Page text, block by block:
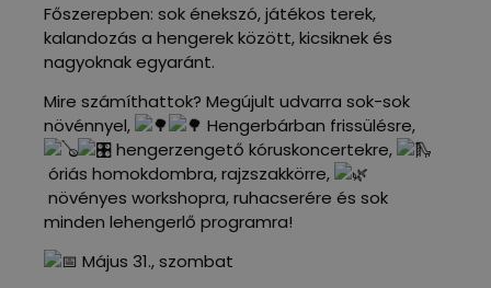
Főszerepben: sok énekszó, játékos terek,
kalandozás a hengerek között, kicsiknek és
nagyoknak egyaránt.
Mire számíthattok? Megújult udvarra sok-sok
növénnyel,
Hengerbárban frissülésre,
hengerzengető kóruskoncertekre,
óriás homokdombra, rajzszakkörre,
növényes workshopra, ruhacserére és sok
minden lehengerlő programra!
Május 31., szombat